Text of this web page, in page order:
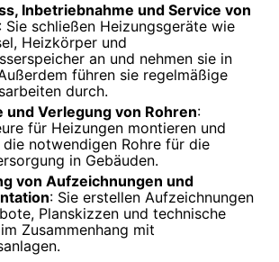
Inbetriebnahme und Service von
: Sie schließen Heizungsgeräte wie
Heizkörper und
an und nehmen sie in
führen sie regelmäßige
durch.
und Verlegung von Rohren:
für Heizungen montieren und
notwendigen Rohre für die
in Gebäuden.
von Aufzeichnungen und
: Sie erstellen Aufzeichnungen
Planskizzen und technische
Zusammenhang mit